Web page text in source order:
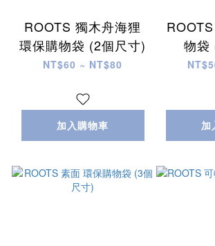
ROOTS 獨木舟海狸
環保購物袋 (2個尺寸)
NT$60 ~ NT$80
加入購物車
物袋
加